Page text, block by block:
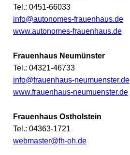
Tel.: 0451-66033
info@autonomes-frauenhaus.de
www.autonomes-frauenhaus.de
Frauenhaus Neumünster
Tel.: 04321-46733
info@frauenhaus-neumuenster.de
www.frauenhaus-neumuenster.de
Frauenhaus Ostholstein
Tel.: 04363-1721
webmaster@fh-oh.de